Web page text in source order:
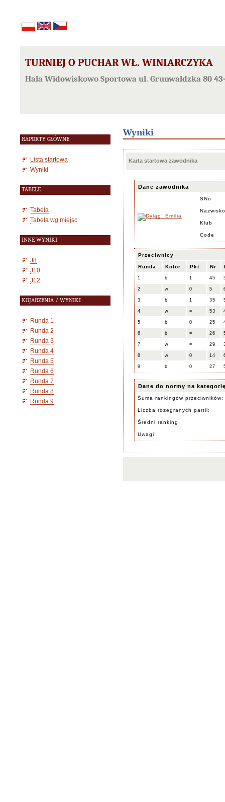
TURNIEJ O PUCHAR WŁ. WINIARCZYKA
Hala Widowiskowo Sportowa ul. Grunwaldzka 80
RAPORTY GŁÓWNE
Lista startowa
Wyniki
TABELE
Tabela
Tabela wg miejsc
INNE WYNIKI
J8
J10
J12
KOJARZENIA / WYNIKI
Runda 1
Runda 2
Runda 3
Runda 4
Runda 5
Runda 6
Runda 7
Runda 8
Runda 9
Wyniki
Karta startowa zawodnika
Dane zawodnika
SNo
Klub
Code
Przeciwnicy
Runda Kolor Pkt. Nr
1 b 1 45
2 w 0 5
3 b 1 35
4 w = 53
5 b 0 25
6 b = 26
7 w = 29
8 w 0 14
9 b 0 27
Dane do normy na
Suma rankingów przeciwników:
Liczba rozegranych partii:
Średni ranking:
Uwagi: